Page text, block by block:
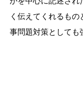
く伝えてくれるも
事問題対策としても